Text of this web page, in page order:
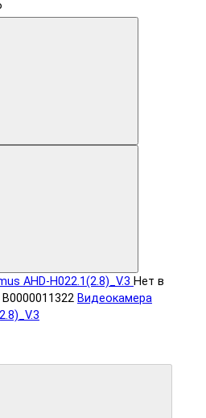
Нет в
Видеокамера